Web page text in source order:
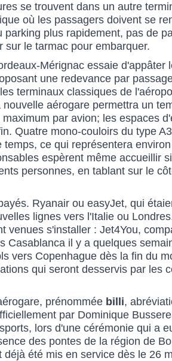
se trouvent dans un autre
où les passagers doivent se
parking plus rapidement, pas de
sur le tarmac pour embarquer.
Mérignac essaie d'appâter
une redevance par
terminaux classiques de
aérogare permettra un
par avion; les espaces
Quatre mono-couloirs du type
temps, ce qui représentera
espèrent même accueillir
personnes, en tablant sur le
Ryanair ou easyJet, qui
lignes vers l'Italie ou
venues s'installer : Jet4You,
Casablanca il y a quelques
vers Copenhague dès la fin du
qui seront desservis par les
prénommée billi,
par Dominique
lors d'une cérémonie qui a
des pontes de la région de
déjà été mis en service dès le 26